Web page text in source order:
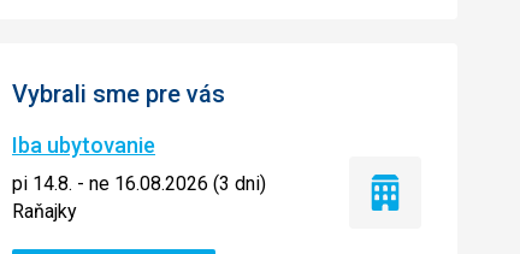
Vybrali sme pre vás
Iba ubytovanie
pi 14.8. - ne 16.08.2026 (3 dni)
Raňajky
Iba